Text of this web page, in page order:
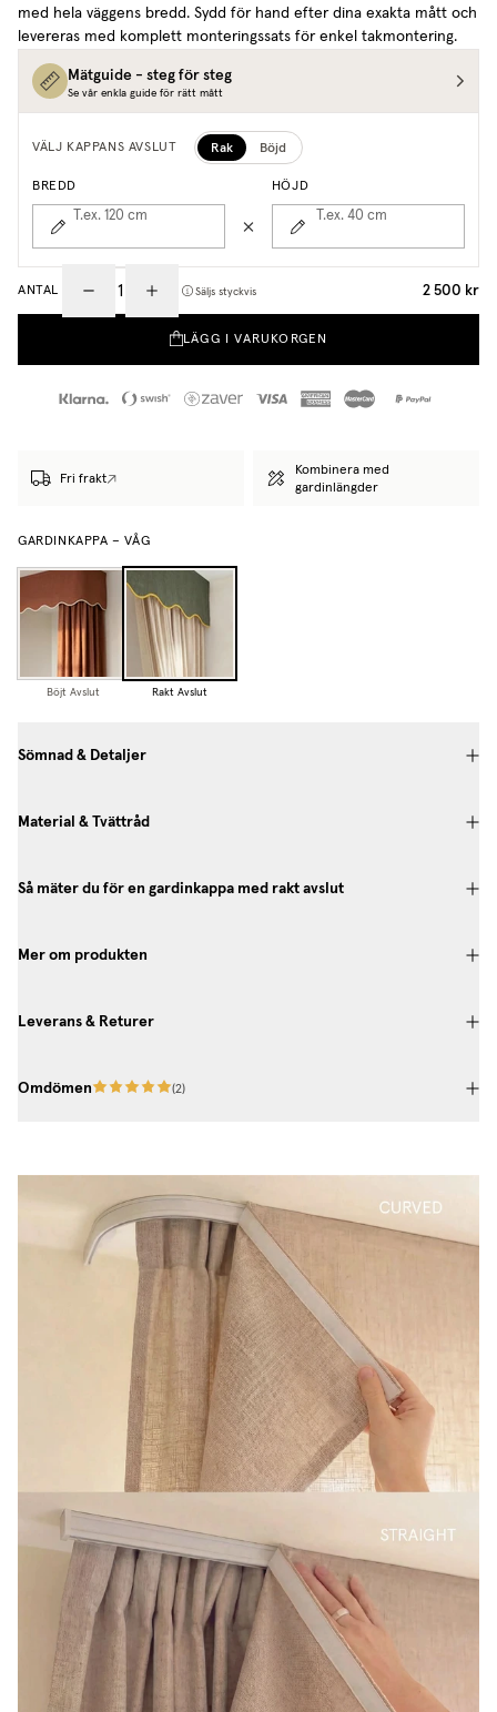
med hela väggens bredd. Sydd för hand efter dina exakta mått och
levereras med komplett monteringssats för enkel takmontering.
Mätguide - steg för steg
Se vår enkla guide för rätt mått
VÄLJ KAPPANS AVSLUT Rak Böjd
BREDD
T.ex. 120 cm
HÖJD
T.ex. 40 cm
ANTAL Säljs styckvis 2 500 kr
LÄGG I VARUKORGEN
Fri frakt
Kombinera med
gardinlängder
GARDINKAPPA – VÅG
Böjt Avslut Rakt Avslut
Sömnad & Detaljer
Material & Tvättråd
Så mäter du för en gardinkappa med rakt avslut
Mer om produkten
Leverans & Returer
Omdömen (2)